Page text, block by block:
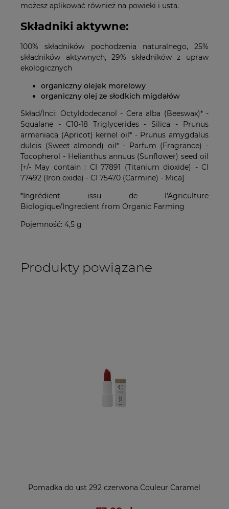
możesz aplikować również na powieki i usta.
Składniki aktywne:
100% składników pochodzenia naturalnego, 25%
składników aktywnych, 29% składników z upraw
ekologicznych
organiczny olejek morelowy
organiczny olej ze słodkich migdałów
Skład/Inci: Octyldodecanol - Cera alba (Beeswax)* -
Squalane - C10-18 Triglycerides - Silica - Prunus
armeniaca (Apricot) kernel oil* - Prunus amygdalus
dulcis (Sweet almond) oil* - Parfum (Fragrance) -
Tocopherol - Helianthus annuus (Sunflower) seed oil
[+/- May contain : CI 77891 (Titanium dioxide) - CI
77492 (Iron oxide) - CI 75470 (Carmine) - Mica]
*Ingrédient issu de l'Agriculture
Biologique/Ingredient from Organic Farming
Pojemność: 4,5 g
Produkty powiązane
Pomadka do ust 292 czerwona Couleur Caramel